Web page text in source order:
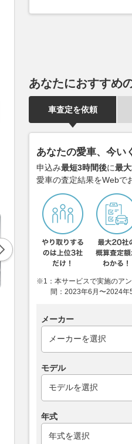
だらけ、新潟「鉄道の街」が鉄
道愛にあふれすぎ！
2026.08.09 乗りものニュース
あなたにおすすめ
車査定を依頼
あなたの愛車、今い
申込み最短3時間後に最
愛車の査定結果をWebで
※1：本サービスで実施のア
間：2023年6月〜2024年5
メーカー
モデル
年式